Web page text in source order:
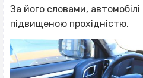
За його словами,
підвищеною прохідністю.